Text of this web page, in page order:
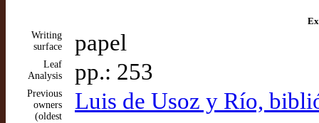
Writing
surface
papel
Leaf
Analysis
pp.: 253
Previous
owners
(oldest
Luis de Usoz y Río,